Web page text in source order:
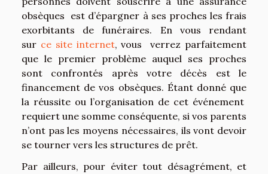
obsèques est d’épargner à ses proches les frais
exorbitants de funéraires. En vous rendant
sur ce site internet, vous verrez parfaitement
que le premier problème auquel ses proches
sont confrontés après votre décès est le
financement de vos obsèques. Étant donné que
la réussite ou l’organisation de cet événement
requiert une somme conséquente, si vos parents
n’ont pas les moyens nécessaires, ils vont devoir
se tourner vers les structures de prêt.
Par ailleurs, pour éviter tout désagrément, et